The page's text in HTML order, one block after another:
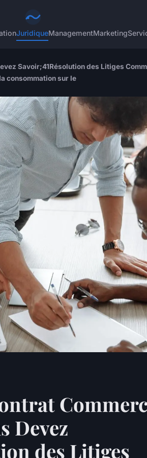
JuridiqueManagementMarketing
Savoir;41Résolution des Litiges
consommation sur le
Devez
des Litiges